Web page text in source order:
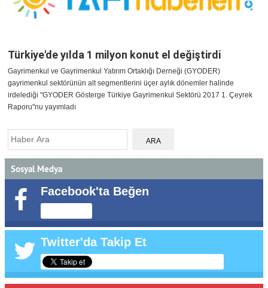
Türkiye'de yılda 1 milyon konut el değiştirdi
Gayrimenkul ve Gayrimenkul Yatırım Ortaklığı Derneği (GYODER)
gayrimenkul sektörünün alt segmentlerini üçer aylık dönemler halinde
irdelediği "GYODER Gösterge Türkiye Gayrimenkul Sektörü 2017 1. Çeyrek
Raporu"nu yayımladı
Sosyal Medya
Facebook'ta Beğen
Twitter'da Takip Et